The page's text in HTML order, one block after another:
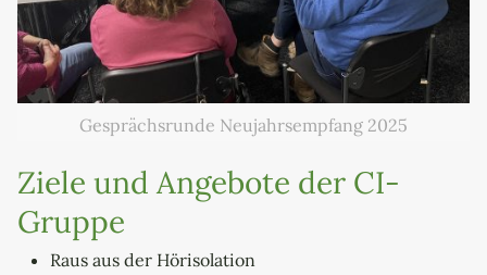
Gesprächsrunde Neujahrsempfang 2025
Ziele und Angebote der CI-
Gruppe
Raus aus der Hörisolation